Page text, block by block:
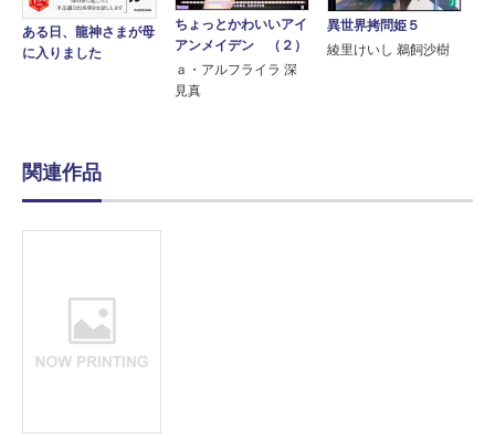
ある日、龍神さまが母
に入りました
ちょっとかわいいアイ
アンメイデン （２）
ａ・アルフライラ 深
見真
異世界拷問姫５
綾里けいし 鵜飼沙樹
関連作品